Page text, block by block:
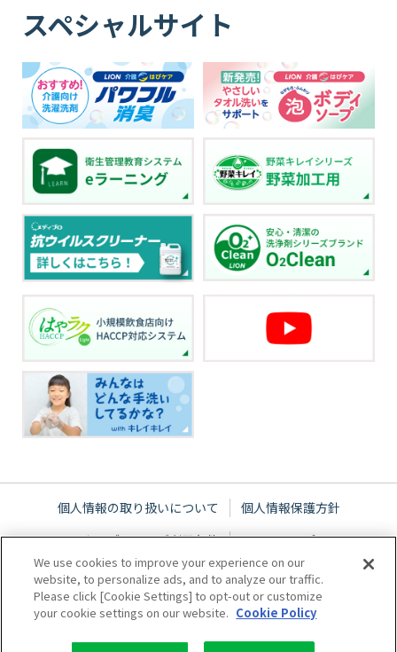
スペシャルサイト
個人情報の取り扱いについて
個人情報保護方針
ウェブサイトご利用条件
サイトマップ
We use cookies to improve your experience on our
website, to personalize ads, and to analyze our traffic.
Please click [Cookie Settings] to opt-out or customize
your cookie settings on our website. Cookie Policy